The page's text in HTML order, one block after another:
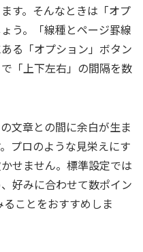
す。そんなときは「オプ
う。「線種とページ罫線
る「オプション」ボタン
「上下左右」の間隔を数
文章との間に余白が生ま
プロのような見栄えにす
せません。標準設定では
好みに合わせて数ポイン
ことをおすすめしま